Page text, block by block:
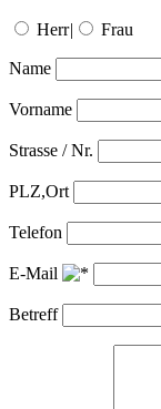
Herr| Frau
Name
Vorname
Strasse / Nr.
PLZ,Ort
Telefon
E-Mail
Betreff